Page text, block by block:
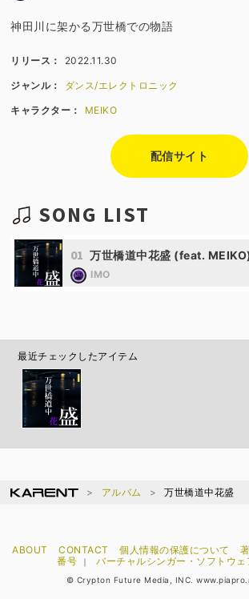
神田川に架かる万世橋での物語
リリース： 2022.11.30
ジャンル： ダンス/エレクトロニック
キャラクター： MEIKO
配信サイト
SONG LIST
01 万世橋道中花盛 (feat.
IMO
最近チェックしたアイテム
アルバム 万世橋道中花盛
ABOUT CONTACT 個人情報の保護について
番号
｜ バーチャルシンガー・ソフトウェ
© Crypton Future Media, INC.